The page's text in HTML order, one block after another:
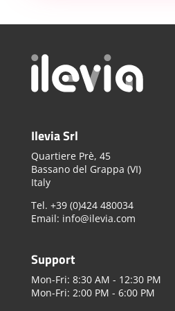
Ilevia Srl
Quartiere Prè, 45
Bassano del Grappa (VI)
Italy
Tel. +39 (0)424 480034
Email: info@ilevia.com
Support
Mon-Fri: 8:30 AM - 12:30 PM
Mon-Fri: 2:00 PM - 6:00 PM